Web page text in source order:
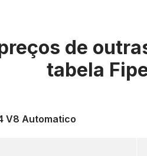
de
tabela
V8 Automatico